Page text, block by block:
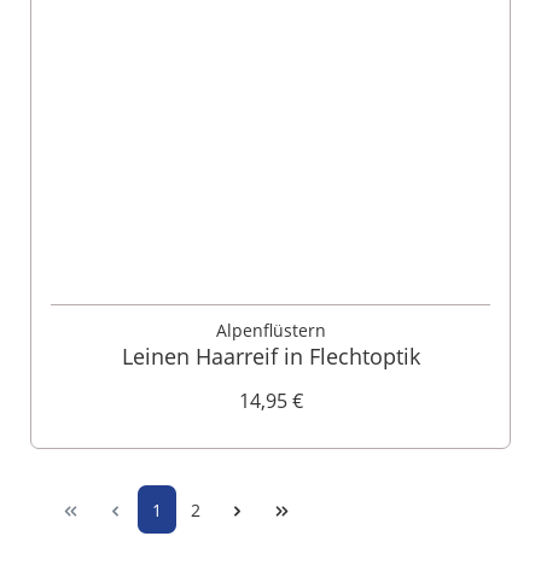
Alpenflüstern
Leinen Haarreif in Flechtoptik
14,95 €
1 2